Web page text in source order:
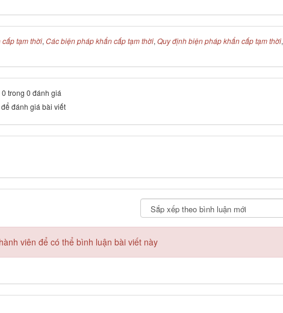
tạm thời, Các biện pháp khẩn cấp tạm thời, Quy định biện pháp khẩn cấp tạm thời,
trong 0 đánh giá
đánh giá bài viết
viên để có thể bình luận bài viết này